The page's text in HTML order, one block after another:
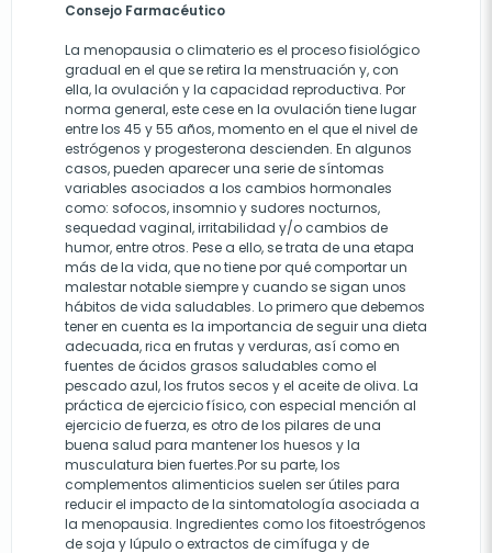
Consejo Farmacéutico
La menopausia o climaterio es el proceso fisiológico
gradual en el que se retira la menstruación y, con
ella, la ovulación y la capacidad reproductiva. Por
norma general, este cese en la ovulación tiene lugar
entre los 45 y 55 años, momento en el que el nivel de
estrógenos y progesterona descienden. En algunos
casos, pueden aparecer una serie de síntomas
variables asociados a los cambios hormonales
como: sofocos, insomnio y sudores nocturnos,
sequedad vaginal, irritabilidad y/o cambios de
humor, entre otros. Pese a ello, se trata de una etapa
más de la vida, que no tiene por qué comportar un
malestar notable siempre y cuando se sigan unos
hábitos de vida saludables. Lo primero que debemos
tener en cuenta es la importancia de seguir una dieta
adecuada, rica en frutas y verduras, así como en
fuentes de ácidos grasos saludables como el
pescado azul, los frutos secos y el aceite de oliva. La
práctica de ejercicio físico, con especial mención al
ejercicio de fuerza, es otro de los pilares de una
buena salud para mantener los huesos y la
musculatura bien fuertes.Por su parte, los
complementos alimenticios suelen ser útiles para
reducir el impacto de la sintomatología asociada a
la menopausia. Ingredientes como los fitoestrógenos
de soja y lúpulo o extractos de cimífuga y de